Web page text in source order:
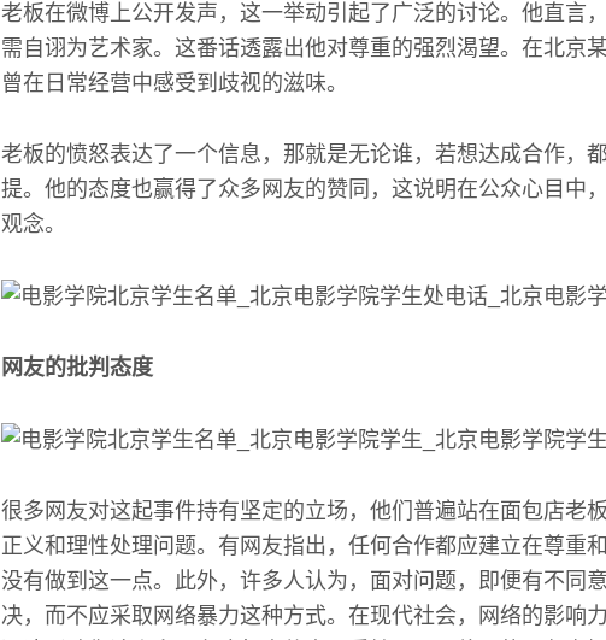
老板在微博上公开发声，这一举动引起了广泛的讨论。他直言
需自诩为艺术家。这番话透露出他对尊重的强烈渴望。在北京
曾在日常经营中感受到歧视的滋味。
老板的愤怒表达了一个信息，那就是无论谁，若想达成合作，
提。他的态度也赢得了众多网友的赞同，这说明在公众心目中
观念。
网友的批判态度
很多网友对这起事件持有坚定的立场，他们普遍站在面包店老
正义和理性处理问题。有网友指出，任何合作都应建立在尊重
没有做到这一点。此外，许多人认为，面对问题，即便有不同
决，而不应采取网络暴力这种方式。在现代社会，网络的影响